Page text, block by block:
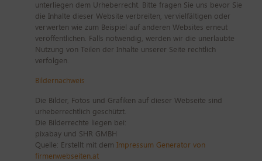
unterliegen dem Urheberrecht. Bitte fragen Sie uns bevor Sie
die Inhalte dieser Website verbreiten, vervielfältigen oder
verwerten wie zum Beispiel auf anderen Websites erneut
veröffentlichen. Falls notwendig, werden wir die unerlaubte
Nutzung von Teilen der Inhalte unserer Seite rechtlich
verfolgen.
Bildernachweis
Die Bilder, Fotos und Grafiken auf dieser Webseite sind
urheberrechtlich geschützt.
Die Bilderrechte liegen bei:
pixabay und SHR GMBH
Quelle: Erstellt mit dem Impressum Generator von
firmenwebseiten.at